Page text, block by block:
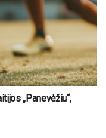
„Panevėžiu“,